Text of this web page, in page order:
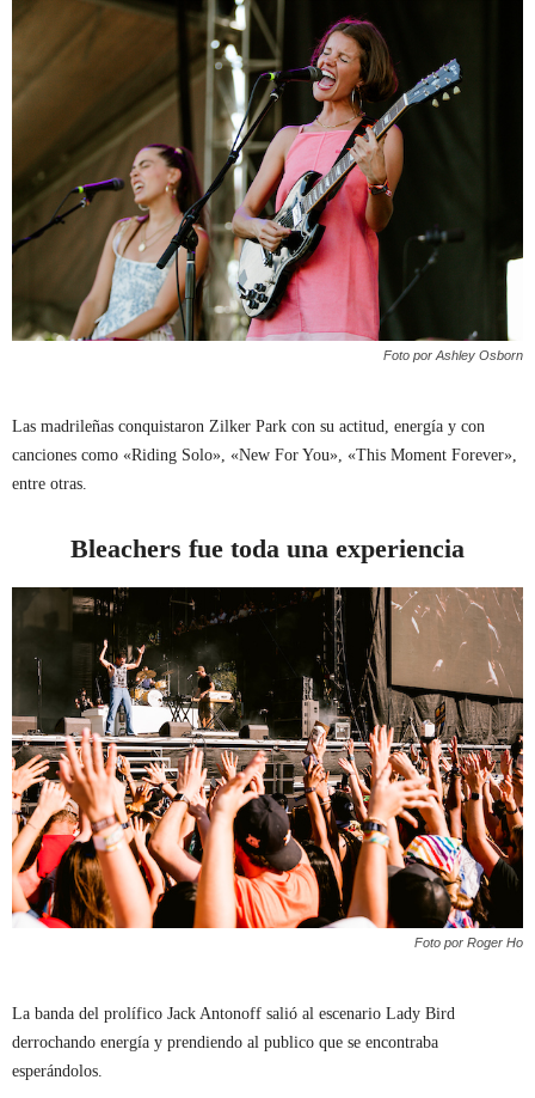
Foto por Ashley Osborn
Las madrileñas conquistaron Zilker Park con su actitud, energía y con
canciones como «Riding Solo», «New For You», «This Moment Forever»,
entre otras.
Bleachers fue toda una experiencia
Foto por Roger Ho
La banda del prolífico Jack Antonoff salió al escenario Lady Bird
derrochando energía y prendiendo al publico que se encontraba
esperándolos.